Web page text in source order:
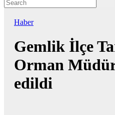
Haber
Gemlik İlçe
Orman
edildi